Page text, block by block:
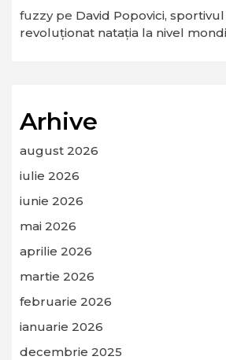
fuzzype David Popovici,
revoluționat natația la nivel
Arhive
august 2026
iulie 2026
iunie 2026
mai 2026
aprilie 2026
martie 2026
februarie 2026
ianuarie 2026
decembrie 2025